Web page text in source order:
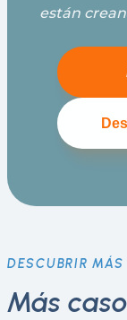
están
DESCUBRIR MÁS
Más